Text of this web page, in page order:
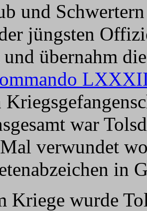
und
jüngsten
übernahm
war
verwundet
in
Kriege wurde